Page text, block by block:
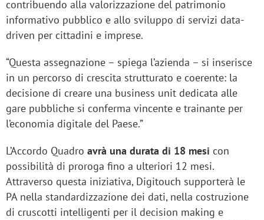
contribuendo alla valorizzazione del patrimonio
informativo pubblico e allo sviluppo di servizi data-
driven per cittadini e imprese.
“Questa assegnazione – spiega l’azienda – si inserisce
in un percorso di crescita strutturato e coerente: la
decisione di creare una business unit dedicata alle
gare pubbliche si conferma vincente e trainante per
l’economia digitale del Paese.”
L’Accordo Quadro avrà una durata di 18 mesi con
possibilità di proroga fino a ulteriori 12 mesi.
Attraverso questa iniziativa, Digitouch supporterà le
PA nella standardizzazione dei dati, nella costruzione
di cruscotti intelligenti per il decision making e